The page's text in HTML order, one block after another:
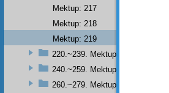
Mektup: 217
Mektup: 218
Mektup: 219
220.~239. Mektuplar
240.~259. Mektuplar
260.~279. Mektuplar